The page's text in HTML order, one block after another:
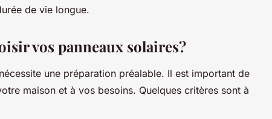
de vie longue.
vos panneaux solaires?
nécessite une préparation préalable. Il est important de
maison et à vos besoins. Quelques critères sont à